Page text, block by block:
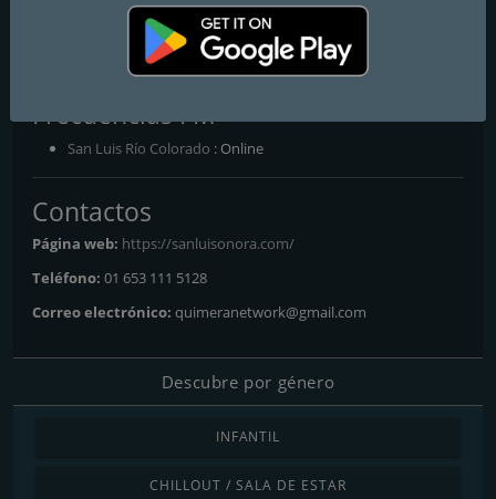
Todo San Luis en un solo lugar!
Capsulas, Negocios, Eventos y Ofertas en San Luis Río Colorado
Frecuencias FM
San Luis Río Colorado : Online
Contactos
Página web: https://sanluisonora.com/
Teléfono: 01 653 111 5128
Correo electrónico: quimeranetwork@gmail.com
Descubre por género
INFANTIL
CHILLOUT / SALA DE ESTAR